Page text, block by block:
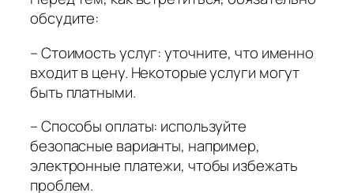
обсудите:
– Стоимость услуг: уточните, что именно
входит в цену. Некоторые услуги могут
быть платными.
– Способы оплаты: используйте
безопасные варианты, например,
электронные платежи, чтобы избежать
проблем.